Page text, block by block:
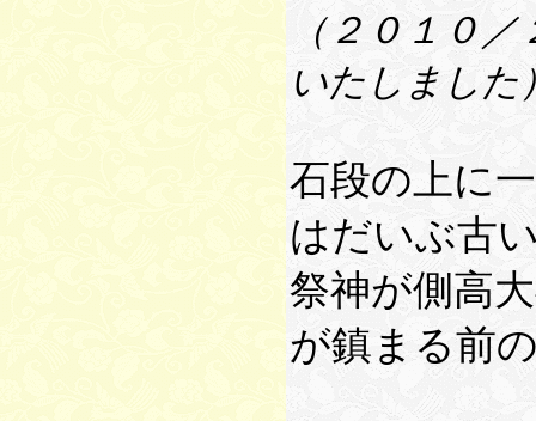
（２０１０
いたしました
石段の上に
はだいぶ古
祭神が側高
が鎮まる前